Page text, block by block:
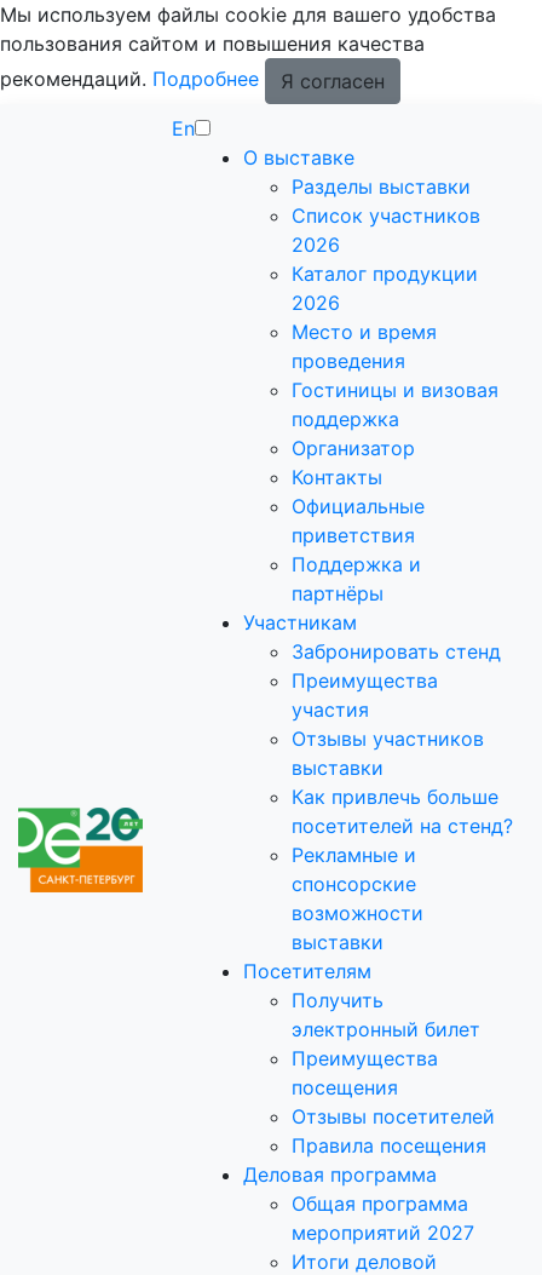
Мы используем файлы cookie для вашего удобства
пользования сайтом и повышения качества
рекомендаций. Подробнее
Я согласен
En
О выставке
Разделы выставки
Список участников
2026
Каталог продукции
2026
Место и время
проведения
Гостиницы и визовая
поддержка
Организатор
Контакты
Официальные
приветствия
Поддержка и
партнёры
Участникам
Забронировать стенд
Преимущества
участия
Отзывы участников
выставки
Как привлечь больше
посетителей на стенд?
Рекламные и
спонсорские
возможности
выставки
Посетителям
Получить
электронный билет
Преимущества
посещения
Отзывы посетителей
Правила посещения
Деловая программа
Общая программа
мероприятий 2027
Итоги деловой